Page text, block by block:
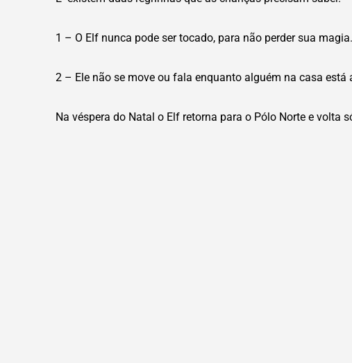
1 – O Elf nunca pode ser tocado, para não perder sua
2 – Ele não se move ou fala enquanto alguém na casa está
Na véspera do Natal o Elf retorna para o Pólo Norte e volta